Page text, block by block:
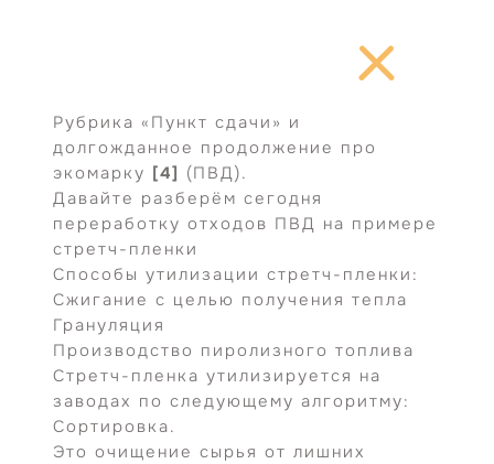
содержимому
Рубрика «Пункт сдачи» и
долгожданное продолжение про
экомарку [4] (ПВД).
Давайте разберём сегодня
переработку отходов ПВД на примере
стретч-пленки
Способы утилизации стретч-пленки:
Сжигание с целью получения тепла
Грануляция
Производство пиролизного топлива
Стретч-пленка утилизируется на
заводах по следующему алгоритму:
Сортировка.
Это очищение сырья от лишних